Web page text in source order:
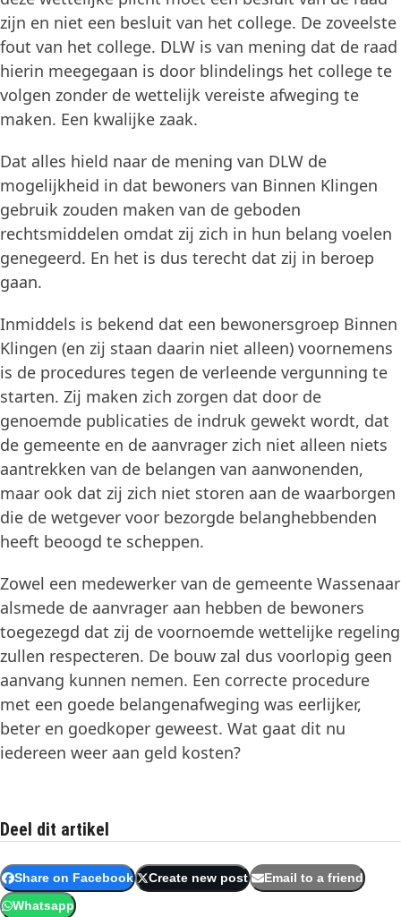
zijn en niet een besluit van het college. De zoveelste
fout van het college. DLW is van mening dat de raad
hierin meegegaan is door blindelings het college te
volgen zonder de wettelijk vereiste afweging te
maken. Een kwalijke zaak.
Dat alles hield naar de mening van DLW de
mogelijkheid in dat bewoners van Binnen Klingen
gebruik zouden maken van de geboden
rechtsmiddelen omdat zij zich in hun belang voelen
genegeerd. En het is dus terecht dat zij in beroep
gaan.
Inmiddels is bekend dat een bewonersgroep Binnen
Klingen (en zij staan daarin niet alleen) voornemens
is de procedures tegen de verleende vergunning te
starten. Zij maken zich zorgen dat door de
genoemde publicaties de indruk gewekt wordt, dat
de gemeente en de aanvrager zich niet alleen niets
aantrekken van de belangen van aanwonenden,
maar ook dat zij zich niet storen aan de waarborgen
die de wetgever voor bezorgde belanghebbenden
heeft beoogd te scheppen.
Zowel een medewerker van de gemeente Wassenaar
alsmede de aanvrager aan hebben de bewoners
toegezegd dat zij de voornoemde wettelijke regeling
zullen respecteren. De bouw zal dus voorlopig geen
aanvang kunnen nemen. Een correcte procedure
met een goede belangenafweging was eerlijker,
beter en goedkoper geweest. Wat gaat dit nu
iedereen weer aan geld kosten?
Deel dit artikel
Share on Facebook Create new post Email to a friend
Whatsapp